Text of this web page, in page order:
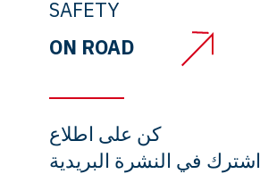
SAFETY
ON ROAD
كن على اطلاع
اشترك في النشرة البريدية